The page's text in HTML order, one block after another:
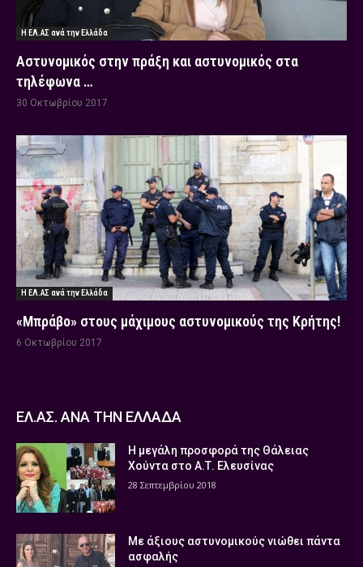
Η ΕΛ.ΑΣ ανά την Ελλάδα
Αστυνομικός στην πράξη και αστυνομικός στα
τηλέφωνα …
30 Οκτωβρίου 2017
Η ΕΛ.ΑΣ ανά την Ελλάδα
«Μπράβο» στους μάχιμους αστυνομικούς της Κρήτης!
6 Οκτωβρίου 2017
ΕΛ.ΑΣ. ΑΝΑ ΤΗΝ ΕΛΛΑΔΑ
Η μεγάλη προσφορά της Θάλειας
Χούντα στο Α.Τ. Ελευσίνας
28 Σεπτεμβρίου 2018
Με άξιους αστυνομικούς νιώθει πάντα
ασφαλής